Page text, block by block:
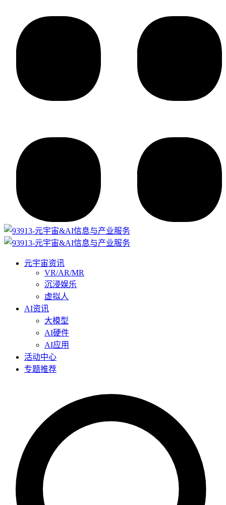
元宇宙资讯
VR/AR/MR
沉浸娱乐
虚拟人
AI资讯
大模型
AI硬件
AI应用
活动中心
专题推荐